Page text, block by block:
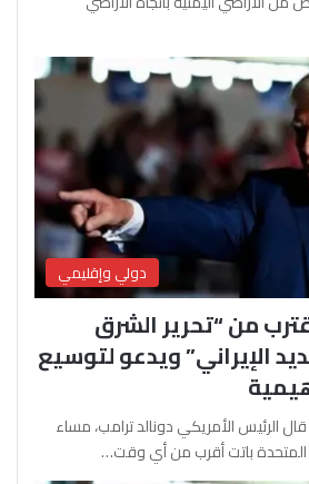
دولي وإقليمي
من “تحرير الشرق
الإيراني” ويدعو لتوسيع
آفرين علو ـ xeber24.net قال الرئيس الأمريكي دونالد ترامب، مساء
المتحدة باتت أقرب من أي وقت…